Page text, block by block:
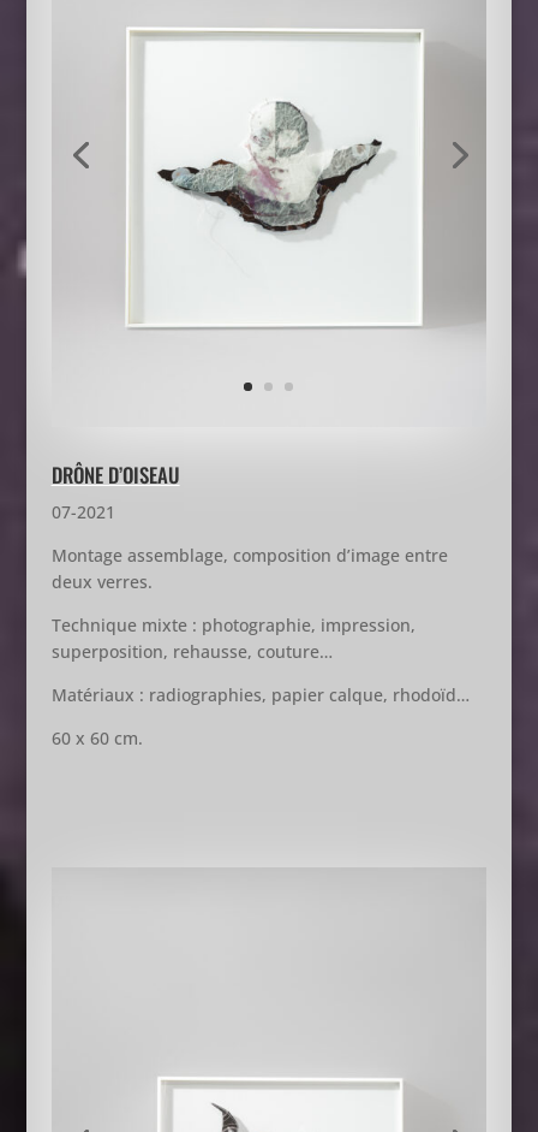
DRÔNE D’OISEAU
07-2021
Montage assemblage, composition d’image entre
deux verres.
Technique mixte : photographie, impression,
superposition, rehausse, couture…
Matériaux : radiographies, papier calque, rhodoïd…
60 x 60 cm.